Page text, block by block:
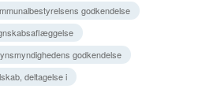
godkendelse
godkendelse
deltagelse i